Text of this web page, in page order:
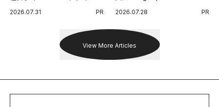
出した新機軸。
2026.07.31 PR
戦を夢見るランナーたちの奮闘
2026.07.28 PR
View More Articles